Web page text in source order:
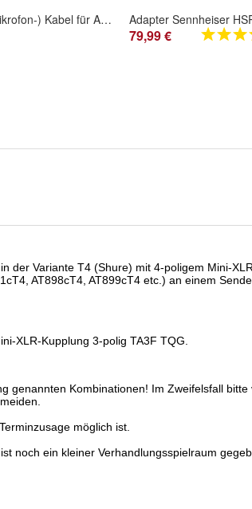
XLR- (Mikrofon-) Kabel für Audix RAD-360BP/ W3-BP-[ ]-E / B360-[ ]-E
79,99 €